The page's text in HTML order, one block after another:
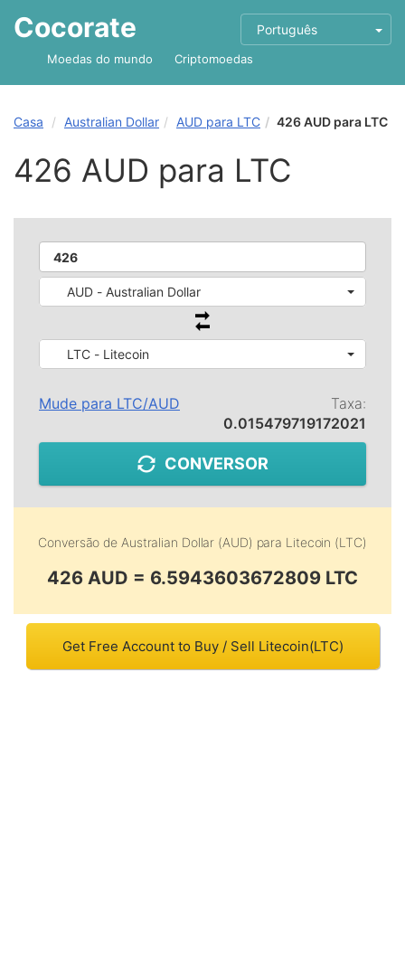
Cocorate Português
Moedas do mundo Criptomoedas
Casa Australian Dollar AUD para LTC 426 AUD para LTC
426 AUD para LTC
AUD - Australian Dollar
LTC - Litecoin
Mude para LTC/AUD
Taxa:
0.015479719172021
CONVERSOR
Conversão de Australian Dollar (AUD) para Litecoin (LTC)
426 AUD = 6.5943603672809 LTC
Get Free Account to Buy / Sell Litecoin(LTC)